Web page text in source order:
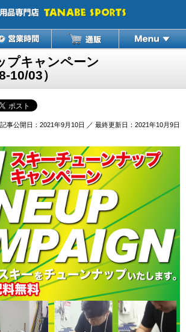
プキャンペーン
10/03）
記事公開日：2021年9月10日 ／ 最終更新日：2021年10月9日